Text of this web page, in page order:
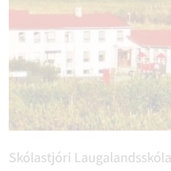
Skólastjóri Laugalandsskóla